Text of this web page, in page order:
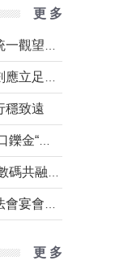
更 多
穩致遠
更 多